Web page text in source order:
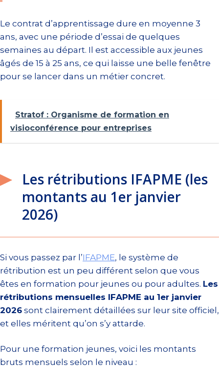
Le contrat d’apprentissage dure en moyenne 3
ans, avec une période d’essai de quelques
semaines au départ. Il est accessible aux jeunes
âgés de 15 à 25 ans, ce qui laisse une belle fenêtre
pour se lancer dans un métier concret.
Stratof : Organisme de formation en
visioconférence pour entreprises
Les rétributions IFAPME (les
montants au 1er janvier
2026)
Si vous passez par l’IFAPME, le système de
rétribution est un peu différent selon que vous
êtes en formation pour jeunes ou pour adultes. Les
rétributions mensuelles IFAPME au 1er janvier
2026 sont clairement détaillées sur leur site officiel,
et elles méritent qu’on s’y attarde.
Pour une formation jeunes, voici les montants
bruts mensuels selon le niveau :